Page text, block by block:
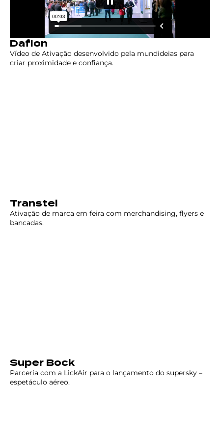
Daflon
Vídeo de Ativação desenvolvido pela mundideias para
criar proximidade e confiança.
Transtel
Ativação de marca em feira com merchandising, flyers e
bancadas.
Super Bock
Parceria com a LickAir para o lançamento do supersky –
espetáculo aéreo.